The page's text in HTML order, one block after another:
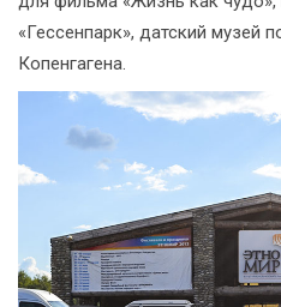
«Гессенпарк», датский музей
Копенгагена.